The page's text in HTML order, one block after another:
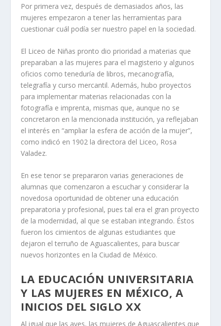
Por primera vez, después de demasiados años, las
mujeres empezaron a tener las herramientas para
cuestionar cuál podía ser nuestro papel en la sociedad.
El Liceo de Niñas pronto dio prioridad a materias que
preparaban a las mujeres para el magisterio y algunos
oficios como teneduría de libros, mecanografía,
telegrafía y curso mercantil. Además, hubo proyectos
para implementar materias relacionadas con la
fotografía e imprenta, mismas que, aunque no se
concretaron en la mencionada institución, ya reflejaban
el interés en “ampliar la esfera de acción de la mujer”,
como indicó en 1902 la directora del Liceo, Rosa
Valadez.
En ese tenor se prepararon varias generaciones de
alumnas que comenzaron a escuchar y considerar la
novedosa oportunidad de obtener una educación
preparatoria y profesional, pues tal era el gran proyecto
de la modernidad, al que se estaban integrando. Éstos
fueron los cimientos de algunas estudiantes que
dejaron el terruño de Aguascalientes, para buscar
nuevos horizontes en la Ciudad de México.
LA EDUCACIÓN UNIVERSITARIA
Y LAS MUJERES EN MÉXICO, A
INICIOS DEL SIGLO XX
Al igual que las aves, las mujeres de Aguascalientes que